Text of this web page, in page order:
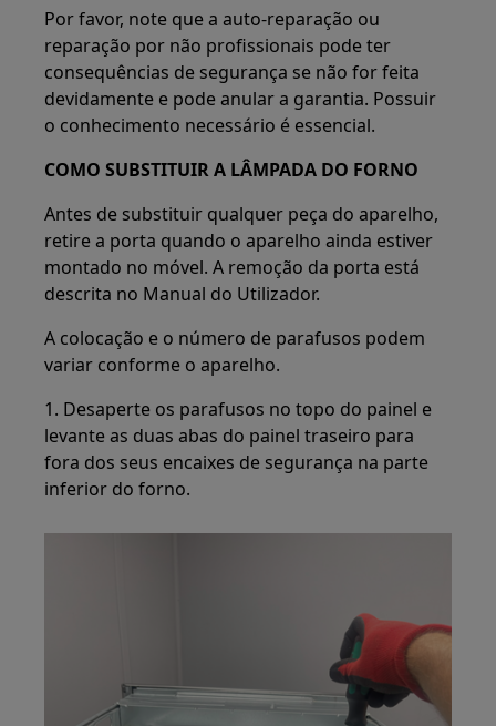
Por favor, note que a auto-reparação ou
reparação por não profissionais pode ter
consequências de segurança se não for feita
devidamente e pode anular a garantia. Possuir
o conhecimento necessário é essencial.
COMO SUBSTITUIR A LÂMPADA DO FORNO
Antes de substituir qualquer peça do aparelho,
retire a porta quando o aparelho ainda estiver
montado no móvel. A remoção da porta está
descrita no Manual do Utilizador.
A colocação e o número de parafusos podem
variar conforme o aparelho.
1. Desaperte os parafusos no topo do painel e
levante as duas abas do painel traseiro para
fora dos seus encaixes de segurança na parte
inferior do forno.